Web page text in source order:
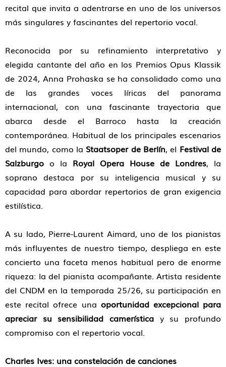
recital que invita a adentrarse en uno de los universos
más singulares y fascinantes del repertorio vocal.
Reconocida por su refinamiento interpretativo y
elegida cantante del año en los Premios Opus Klassik
de 2024, Anna Prohaska se ha consolidado como una
de las grandes voces líricas del panorama
internacional, con una fascinante trayectoria que
abarca desde el Barroco hasta la creación
contemporánea. Habitual de los principales escenarios
del mundo, como la Staatsoper de Berlín, el Festival de
Salzburgo o la Royal Opera House de Londres, la
soprano destaca por su inteligencia musical y su
capacidad para abordar repertorios de gran exigencia
estilística.
A su lado, Pierre-Laurent Aimard, uno de los pianistas
más influyentes de nuestro tiempo, despliega en este
concierto una faceta menos habitual pero de enorme
riqueza: la del pianista acompañante. Artista residente
del CNDM en la temporada 25/26, su participación en
este recital ofrece una oportunidad excepcional para
apreciar su sensibilidad camerística y su profundo
compromiso con el repertorio vocal.
Charles Ives: una constelación de canciones